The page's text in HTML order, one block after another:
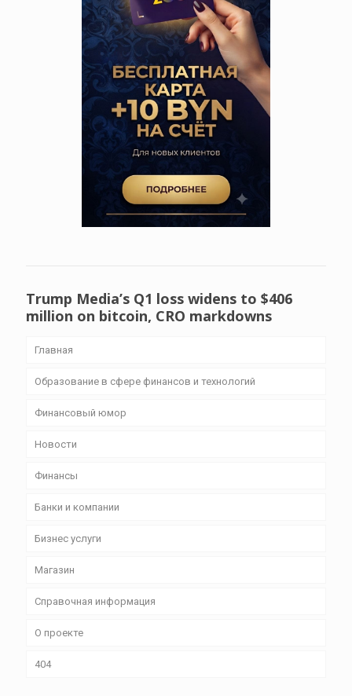
Trump Media’s Q1 loss widens to $406
million on bitcoin, CRO markdowns
Главная
Образование в сфере финансов и технологий
Финансовый юмор
Новости
Финансы
Банки и компании
Бизнес уcлуги
Магазин
Справочная информация
О проекте
404